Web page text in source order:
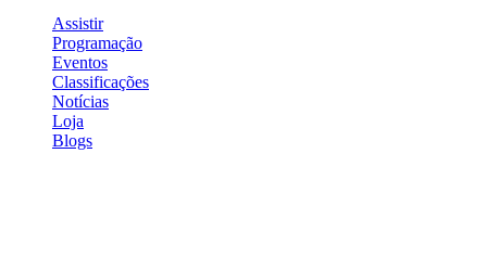
Assistir
Programação
Eventos
Classificações
Notícias
Loja
Blogs